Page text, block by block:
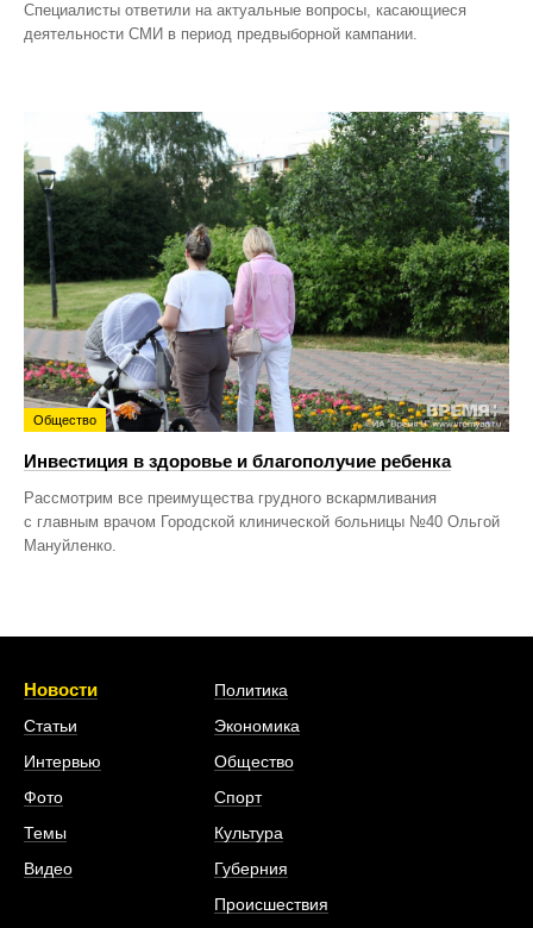
Специалисты ответили на актуальные вопросы, касающиеся
деятельности СМИ в период предвыборной кампании.
Общество
Инвестиция в здоровье и благополучие ребенка
Рассмотрим все преимущества грудного вскармливания
с главным врачом Городской клинической больницы №40 Ольгой
Мануйленко.
Новости
Статьи
Интервью
Фото
Темы
Видео
Политика
Экономика
Общество
Спорт
Культура
Губерния
Происшествия